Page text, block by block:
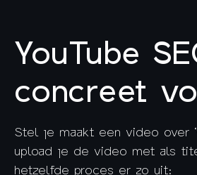
YouTube
concreet
Stel je maakt een video over
upload je de video met als
hetzelfde proces er zo uit: